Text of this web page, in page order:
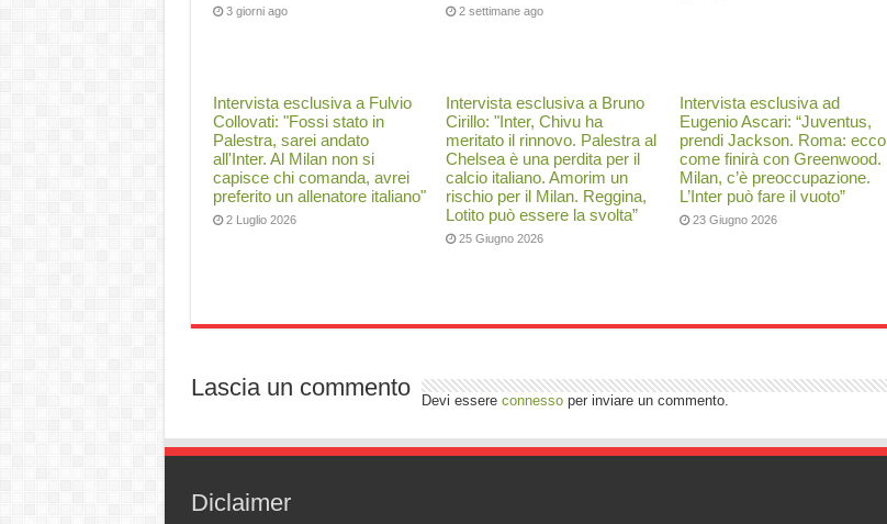
3 giorni ago 2 settimane ago
Intervista esclusiva a Fulvio
Collovati: "Fossi stato in
Palestra, sarei andato
all'Inter. Al Milan non si
capisce chi comanda, avrei
preferito un allenatore italiano"
2 Luglio 2026
Intervista esclusiva a Bruno
Cirillo: "Inter, Chivu ha
meritato il rinnovo. Palestra al
Chelsea è una perdita per il
calcio italiano. Amorim un
rischio per il Milan. Reggina,
Lotito può essere la svolta”
25 Giugno 2026
Intervista esclusiva ad
Eugenio Ascari: “Juventus,
prendi Jackson. Roma: ecco
come finirà con Greenwood.
Milan, c’è preoccupazione.
L’Inter può fare il vuoto”
23 Giugno 2026
Lascia un commento Devi essere connessoper inviare un commento.
Diclaimer